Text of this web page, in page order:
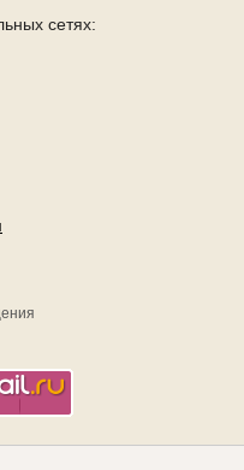
сетях: